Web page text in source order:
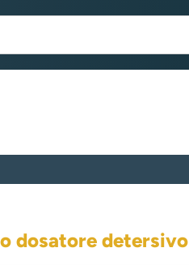
dosatore detersivo